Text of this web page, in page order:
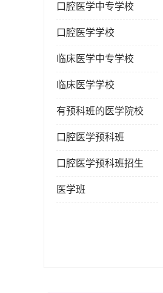
口腔医学中专学校
口腔医学学校
临床医学中专学校
临床医学学校
有预科班的医学院校
口腔医学预科班
口腔医学预科班招生
医学班